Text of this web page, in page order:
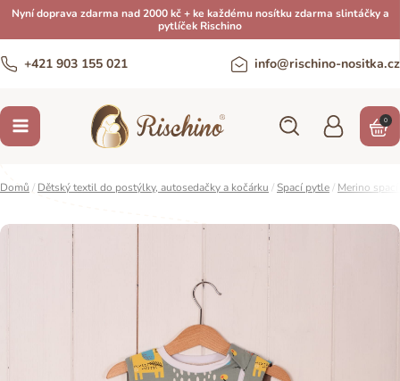
Nyní doprava zdarma nad 2000 kč + ke každému nosítku zdarma slintáčky a
pytlíček Rischino
+421 903 155 021 info@rischino-nositka.cz
0
Domů / Dětský textil do postýlky, autosedačky a kočárku / Spací pytle/ Merino